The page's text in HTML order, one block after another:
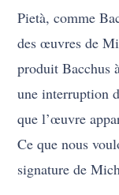
Pietà, comme
des œuvres de
produit Bacchus
une interruption
que l’œuvre
Ce que nous
signature de